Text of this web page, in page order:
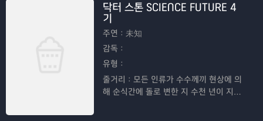
닥터 스톤 SCIENCE FUTURE 4
기
주연： 未知
감독：
유형：
줄거리： 모든 인류가 수수께끼 현상에 의
해 순식간에 돌로 변한 지 수천 년이 지나